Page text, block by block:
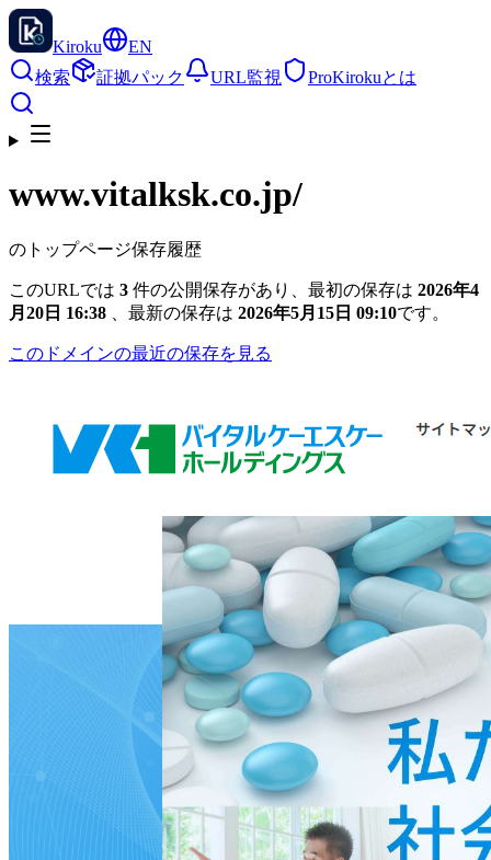
Kiroku
EN
検索
証拠パック URL監視 ProKirokuとは
www.vitalksk.co.jp/
のトップページ保存履歴
このURLでは 3 件の公開保存があり、最初の保存は 2026年4
月20日 16:38
、最新の保存は 2026年5月15日 09:10です。
このドメインの最近の保存を見る